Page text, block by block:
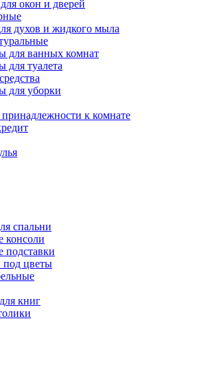
окон и дверей
духов и жидкого мыла
для ванных комнат
для туалета
для уборки
к комнате
спальни
консоли
подставки
под цветы
книг